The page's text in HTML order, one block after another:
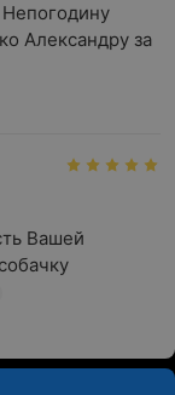
Александру за
Вашей